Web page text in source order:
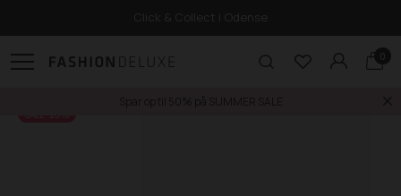
Click & Collect i Odense
0